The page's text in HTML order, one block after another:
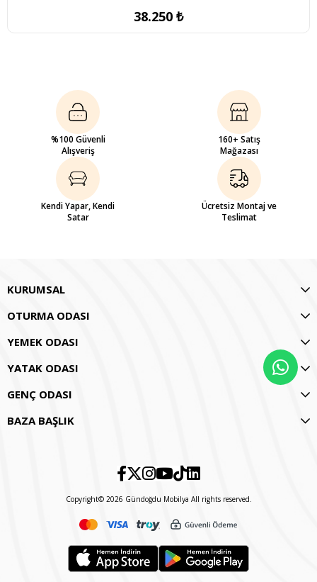
38.250 ₺
%100 Güvenli
Alışveriş
160+ Satış
Mağazası
Kendi Yapar, Kendi
Satar
Ücretsiz Montaj ve
Teslimat
KURUMSAL
OTURMA ODASI
YEMEK ODASI
YATAK ODASI
GENÇ ODASI
BAZA BAŞLIK
Copyright© 2026 Gündoğdu Mobilya All rights reserved.